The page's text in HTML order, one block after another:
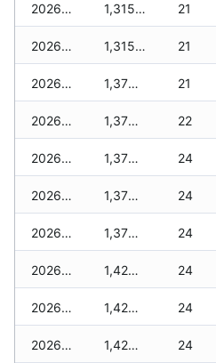
2026-06-07 1,315 zł 21
2026-06-06 1,315 zł 21
2026-06-05 1,370 zł 21
2026-06-04 1,370 zł 22
2026-06-03 1,370 zł 24
2026-06-02 1,370 zł 24
2026-06-01 1,370 zł 24
2026-05-31 1,425 zł 24
2026-05-30 1,425 zł 24
2026-05-29 1,425 zł 24